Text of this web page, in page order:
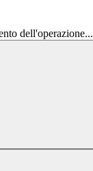
dell'operazione...